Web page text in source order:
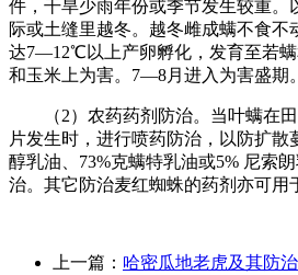
件，干旱少雨年份或季节发生较重。
际或土缝里越冬。越冬雌成螨不食不
达7—12℃以上产卵孵化，发育至若
和玉米上为害。7—8月进入为害盛期。
（2）农药药剂防治。当叶螨在田
片发生时，进行喷药防治，以防扩散
醇乳油、73%克螨特乳油或5% 尼索
治。其它防治麦红蜘蛛的药剂亦可用
上一篇： 哈密瓜地老虎及其防治